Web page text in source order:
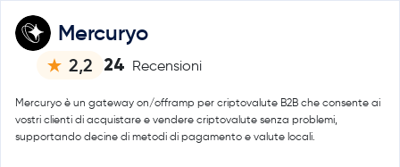
Mercuryo
2,2 24 Recensioni
Mercuryo è un gateway on/offramp per criptovalute B2B che consente ai
vostri clienti di acquistare e vendere criptovalute senza problemi,
supportando decine di metodi di pagamento e valute locali.